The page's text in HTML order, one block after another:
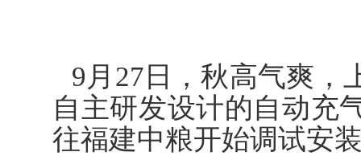
9月27日，秋高气爽，
自主研发设计的自动充
往福建中粮开始调试安